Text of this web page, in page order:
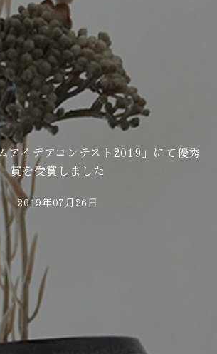
アイデアコンテスト2019」にて優秀
賞を受賞しました
2019年07月26日